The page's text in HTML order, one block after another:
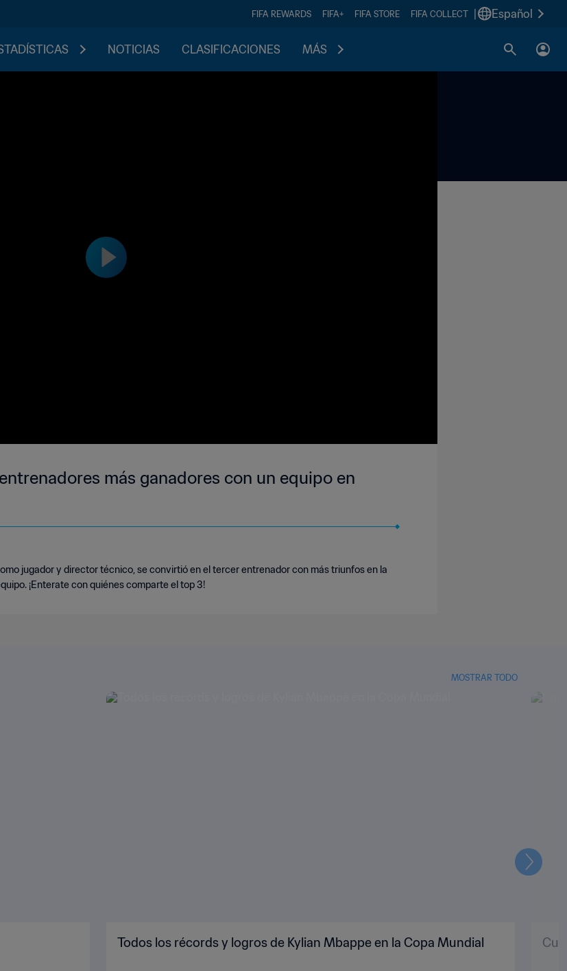
FIFA REWARDS FIFA+ FIFA STORE FIFA COLLECT Español
NOTICIAS CLASIFICACIONES MÁS
más ganadores con un equipo en
jugador y director técnico, se convirtió en el tercer entrenador con más triunfos en la
¡Enterate con quiénes comparte el top 3!
MOSTRAR TODO
Todos los récords y logros de Kylian Mbappe en la Copa Mundial